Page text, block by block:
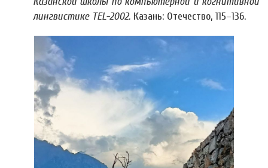
лингвистике TEL-2002. Казань: Отечество, 115–136.